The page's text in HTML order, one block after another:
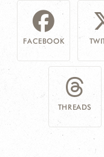
FACEBOOK
THREADS